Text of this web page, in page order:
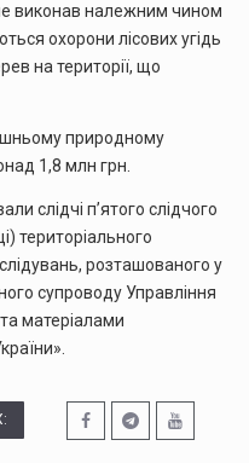
виконав належним чином
охорони лісових угідь
на території, що
природному
1,8 млн грн.
слідчі п’ятого слідчого
територіального
розташованого у
супроводу Управління
матеріалами